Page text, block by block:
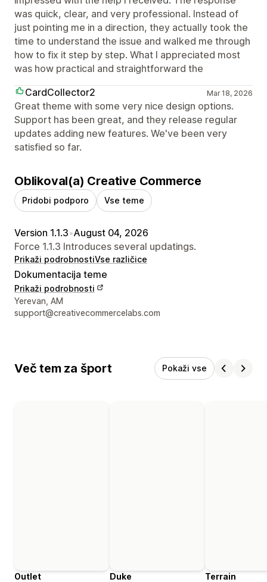
was quick, clear, and very professional. Instead of
just pointing me in a direction, they actually took the
time to understand the issue and walked me through
how to fix it step by step. What I appreciated most
was how practical and straightforward the
CardCollector2
Mar 18, 2026
Great theme with some very nice design options.
Support has been great, and they release regular
updates adding new features. We've been very
satisfied so far.
Oblikoval(a) Creative Commerce
Pridobi podporo Vse teme
Version 1.1.3•August 04, 2026
Force 1.1.3 Introduces several updatings.
Prikaži podrobnostiVse različice
Dokumentacija teme
Prikaži podrobnosti
Podatki za stik z oblikovalcem
Yerevan, AM
support@creativecommercelabs.com
Več tem za šport Pokaži vse
Outlet
Duke
Terrain